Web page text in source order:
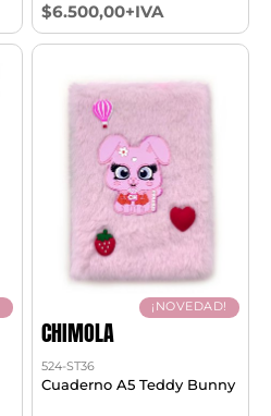
$6.500,00+IVA
¡NOVEDAD!
CHIMOLA
524-ST36
Cuaderno A5 Teddy Bunny